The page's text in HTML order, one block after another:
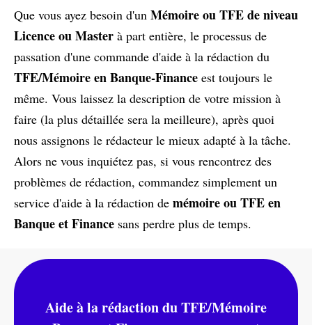
Que vous ayez besoin d'un Mémoire ou TFE de niveau
Licence ou Master à part entière, le processus de
passation d'une commande d'aide à la rédaction du
TFE/Mémoire en Banque-Finance est toujours le
même. Vous laissez la description de votre mission à
faire (la plus détaillée sera la meilleure), après quoi
nous assignons le rédacteur le mieux adapté à la tâche.
Alors ne vous inquiétez pas, si vous rencontrez des
problèmes de rédaction, commandez simplement un
service d'aide à la rédaction de mémoire ou TFE en
Banque et Finance sans perdre plus de temps.
Aide à la rédaction du TFE/Mémoire